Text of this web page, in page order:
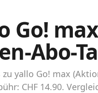
und Smart
Abo
im neuen Design
Go!
Abo-
yallo Go! max
CHF 14.90.